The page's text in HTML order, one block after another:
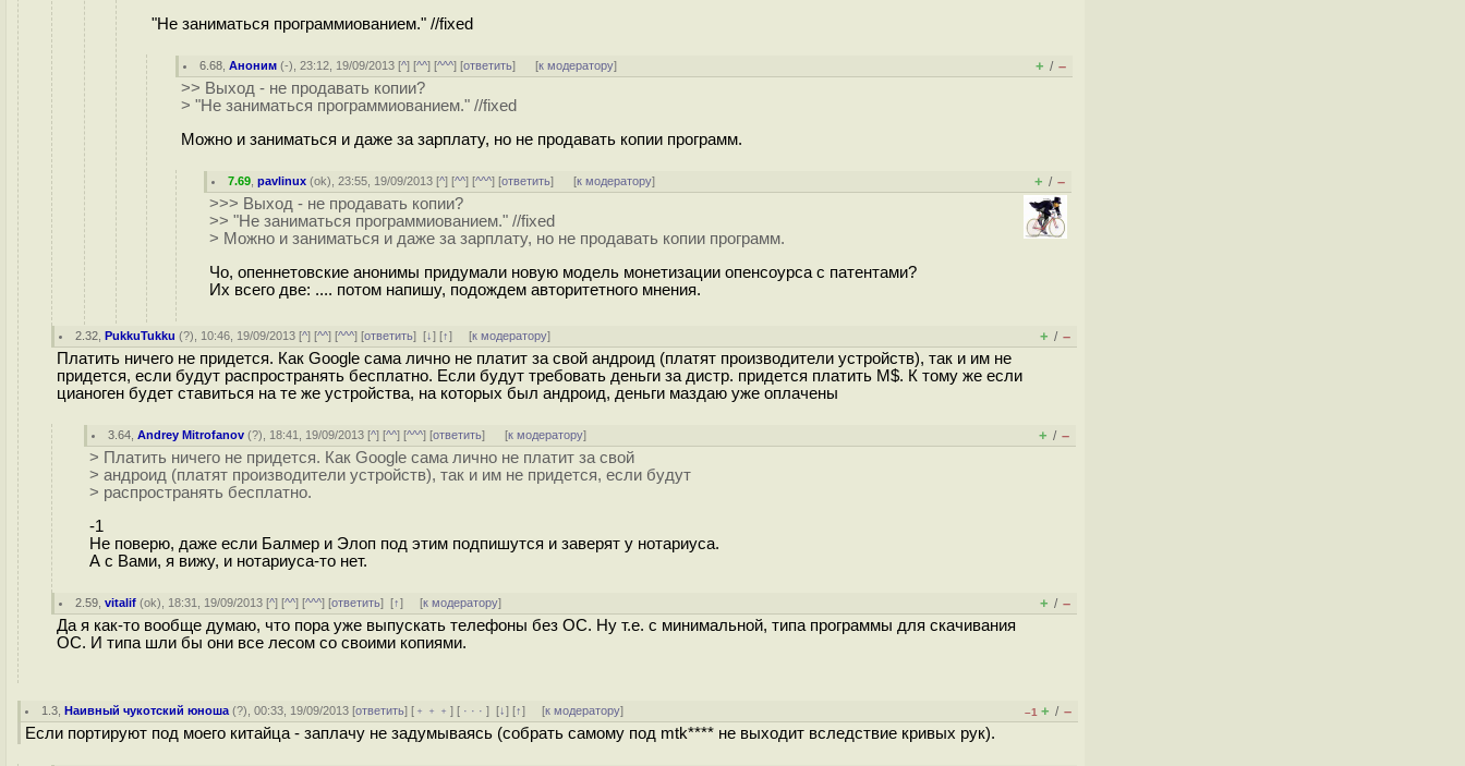
"Не заниматься программиованием." //fixed
6.68 ,Аноним (-), 23:12, 19/09/2013 [^] [^^] [^^^] [ответить] [к модератору] + / –
>> Выход - не продавать копии?
> "Не заниматься программиованием." //fixed
Можно и заниматься и даже за зарплату, но не продавать копии программ.
7.69 ,pavlinux (ok), 23:55, 19/09/2013 [^] [^^] [^^^] [ответить] [к модератору] + / –
>>> Выход - не продавать копии?
>> "Не заниматься программиованием." //fixed
> Можно и заниматься и даже за зарплату, но не продавать копии программ.
Чо, опеннетовские анонимы придумали новую модель монетизации опенсоурса с патентами?
Их всего две: .... потом напишу, подождем авторитетного мнения.
2.32 ,PukkuTukku (?), 10:46, 19/09/2013 [^] [^^] [^^^] [ответить][↓] [↑] [к модератору] + / –
Платить ничего не придется. Как Google сама лично не платит за свой андроид (платят производители устройств), так и им не
придется, если будут распространять бесплатно. Если будут требовать деньги за дистр. придется платить M$. К тому же если
цианоген будет ставиться на те же устройства, на которых был андроид, деньги маздаю уже оплачены
3.64 ,Andrey Mitrofanov (?), 18:41, 19/09/2013 [^] [^^] [^^^] [ответить] [к модератору] + / –
> Платить ничего не придется. Как Google сама лично не платит за свой
> андроид (платят производители устройств), так и им не придется, если будут
> распространять бесплатно.
-1
Не поверю, даже если Балмер и Элоп под этим подпишутся и заверят у нотариуса.
А с Вами, я вижу, и нотариуса-то нет.
2.59 ,vitalif (ok), 18:31, 19/09/2013 [^] [^^] [^^^] [ответить][↑] [к модератору] + / –
Да я как-то вообще думаю, что пора уже выпускать телефоны без ОС. Ну т.е. с минимальной, типа программы для скачивания
ОС. И типа шли бы они все лесом со своими копиями.
1.3 ,Наивный чукотский юноша (?), 00:33, 19/09/2013 [ответить] [ ﹢﹢﹢] [ · · ·][↓] [↑] [к модератору] –1 + / –
Если портируют под моего китайца - заплачу не задумываясь (собрать самому под mtk**** не выходит вследствие кривых рук).